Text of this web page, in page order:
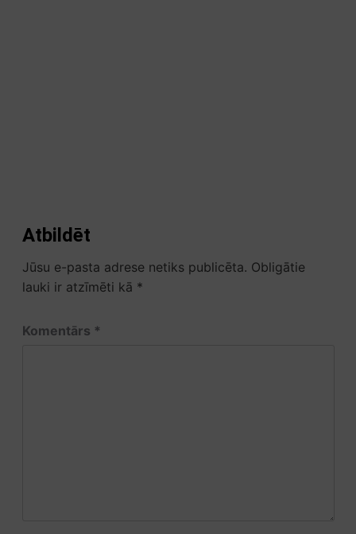
Atbildēt
Jūsu e-pasta adrese netiks publicēta. Obligātie
lauki ir atzīmēti kā *
Komentārs *